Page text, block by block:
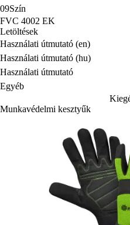
09Szín
FVC 4002 EK
Letöltések
Használati útmutató (en)
Használati útmutató (hu)
Használati útmutató
Egyéb
Munkavédelmi kesztyűk